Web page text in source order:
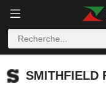
SMITHFIELD
SMITHFIELD